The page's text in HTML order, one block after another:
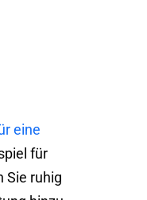
eine
für
Sie ruhig